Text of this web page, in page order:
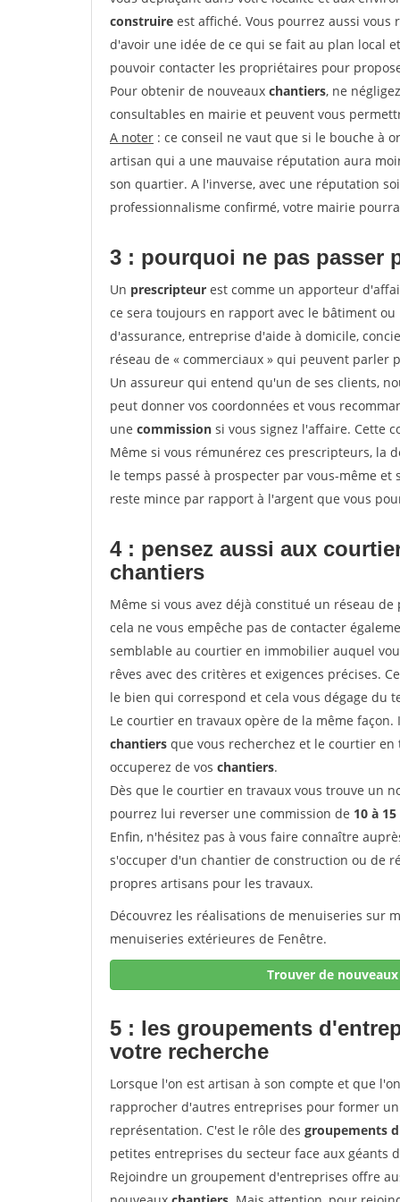
construire est affiché. Vous pourrez aussi
d'avoir une idée de ce qui se fait au plan local
pouvoir contacter les propriétaires pour
Pour obtenir de nouveaux chantiers, ne
consultables en mairie et peuvent vous
A noter : ce conseil ne vaut que si le bouche à
artisan qui a une mauvaise réputation aura
son quartier. A l'inverse, avec une réputation
professionnalisme confirmé, votre mairie
3 : pourquoi ne pas passer
Un prescripteur est comme un apporteur
ce sera toujours en rapport avec le bâtiment
d'assurance, entreprise d'aide à domicile,
réseau de « commerciaux » qui peuvent parler
Un assureur qui entend qu'un de ses clients,
peut donner vos coordonnées et vous
une commission si vous signez l'affaire. Cette
Même si vous rémunérez ces prescripteurs, la
le temps passé à prospecter par vous-même
reste mince par rapport à l'argent que vous
4 : pensez aussi aux
chantiers
Même si vous avez déjà constitué un réseau
cela ne vous empêche pas de contacter
semblable au courtier en immobilier auquel
rêves avec des critères et exigences précises.
le bien qui correspond et cela vous dégage du
Le courtier en travaux opère de la même
chantiers que vous recherchez et le courtier
occuperez de vos chantiers.
Dès que le courtier en travaux vous trouve un
pourrez lui reverser une commission de 10 à 15
Enfin, n'hésitez pas à vous faire connaître
s'occuper d'un chantier de construction ou de
propres artisans pour les travaux.
Découvrez les réalisations de menuiseries sur
menuiseries extérieures de Fenêtre.
Trouver de
5 : les groupements
votre recherche
Lorsque l'on est artisan à son compte et que
rapprocher d'autres entreprises pour former
représentation. C'est le rôle des groupements
petites entreprises du secteur face aux géants
Rejoindre un groupement d'entreprises offre